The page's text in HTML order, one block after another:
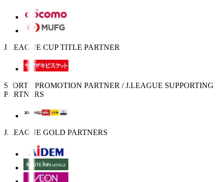
J.LEAGUE CUP TITLE PARTNER
SPORTS PROMOTION PARTNER / J.LEAGUE SUPPORTING
PARTNERS
J.LEAGUE GOLD PARTNERS